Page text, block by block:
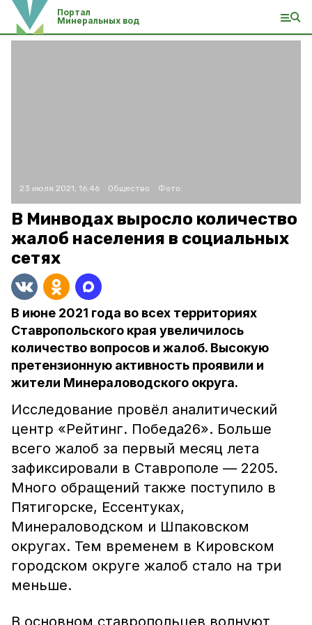
Портал
Минеральных вод
23 июля 2021, 16:46 Общество Фото:
В Минводах выросло количество
жалоб населения в социальных
сетях
В июне 2021 года во всех территориях
Ставропольского края увеличилось
количество вопросов и жалоб. Высокую
претензионную активность проявили и
жители Минераловодского округа.
Исследование провёл аналитический
центр «Рейтинг. Победа26». Больше
всего жалоб за первый месяц лета
зафиксировали в Ставрополе — 2205.
Много обращений также поступило в
Пятигорске, Ессентуках,
Минераловодском и Шпаковском
округах. Тем временем в Кировском
городском округе жалоб стало на три
меньше.
В основном ставропольцев волнуют